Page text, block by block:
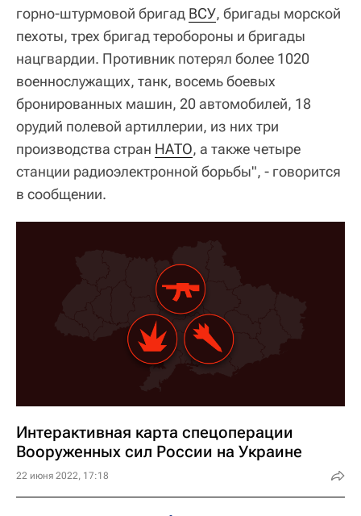
горно-штурмовой бригад ВСУ, бригады морской
пехоты, трех бригад теробороны и бригады
нацгвардии. Противник потерял более 1020
военнослужащих, танк, восемь боевых
бронированных машин, 20 автомобилей, 18
орудий полевой артиллерии, из них три
производства стран НАТО, а также четыре
станции радиоэлектронной борьбы", - говорится
в сообщении.
Интерактивная карта спецоперации
Вооруженных сил России на Украине
22 июня 2022, 17:18